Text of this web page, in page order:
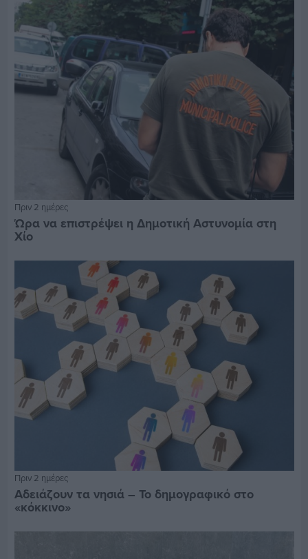
Πριν 2 ημέρες
Ώρα να επιστρέψει η Δημοτική Αστυνομία στη
Χίο
Πριν 2 ημέρες
Αδειάζουν τα νησιά – Το δημογραφικό στο
«κόκκινο»